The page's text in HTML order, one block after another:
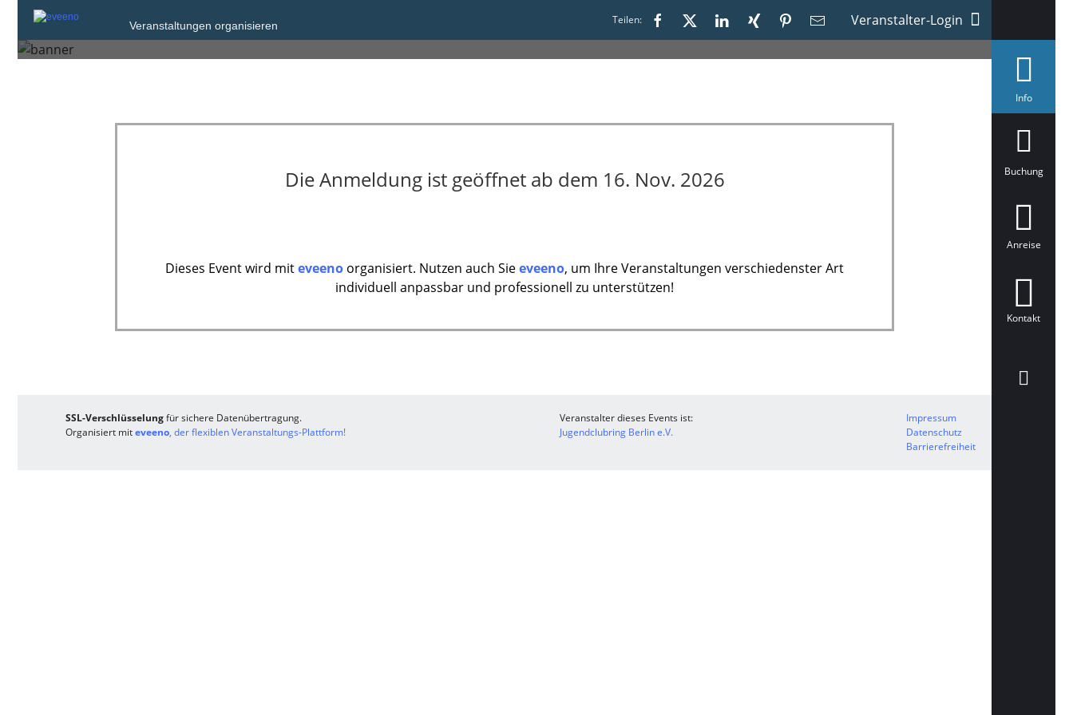
Veranstaltungen organisieren Teilen: Veranstalter-Login
Berlin
Infoa
ä
t
Buchung
Anreise
Kontakt
Die Anmeldung ist geöffnet ab dem 16. Nov. 2026
Dieses Event wird miteveeno organisiert. Nutzen auch Sieeveeno, um Ihre Veranstaltungen verschiedenster Art
individuell anpassbar und professionell zu unterstützen!
SSL-Verschlüsselungfür sichere Datenübertragung.
Organisiert miteveeno, der flexiblen Veranstaltungs-Plattform!
Veranstalter dieses Events ist:
Jugendclubring Berlin e.V.
Impressum
Datenschutz
Barrierefreiheit